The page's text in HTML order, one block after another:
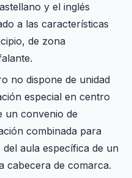
y el inglés
a las características
de zona
no dispone de unidad
especial en centro
un convenio de
combinada para
aula específica de un
cabecera de comarca.